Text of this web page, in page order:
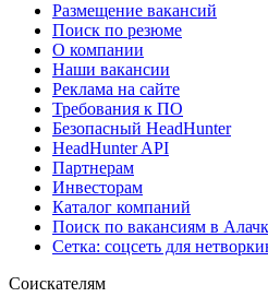
Размещение вакансий
Поиск по резюме
О компании
Наши вакансии
Реклама на сайте
Требования к ПО
Безопасный HeadHunter
HeadHunter API
Партнерам
Инвесторам
Каталог компаний
Поиск по вакансиям в
Сетка: соцсеть для
Соискателям